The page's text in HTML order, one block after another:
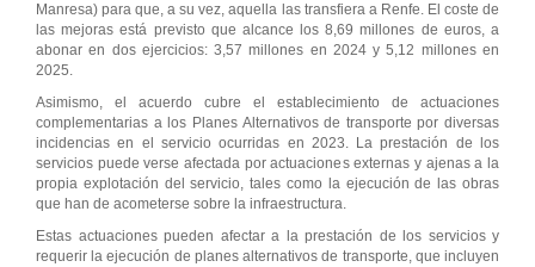
Manresa) para que, a su vez, aquella las transfiera a Renfe. El coste de
las mejoras está previsto que alcance los 8,69 millones de euros, a
abonar en dos ejercicios: 3,57 millones en 2024 y 5,12 millones en
2025.
Asimismo, el acuerdo cubre el establecimiento de actuaciones
complementarias a los Planes Alternativos de transporte por diversas
incidencias en el servicio ocurridas en 2023. La prestación de los
servicios puede verse afectada por actuaciones externas y ajenas a la
propia explotación del servicio, tales como la ejecución de las obras
que han de acometerse sobre la infraestructura.
Estas actuaciones pueden afectar a la prestación de los servicios y
requerir la ejecución de planes alternativos de transporte, que incluyen